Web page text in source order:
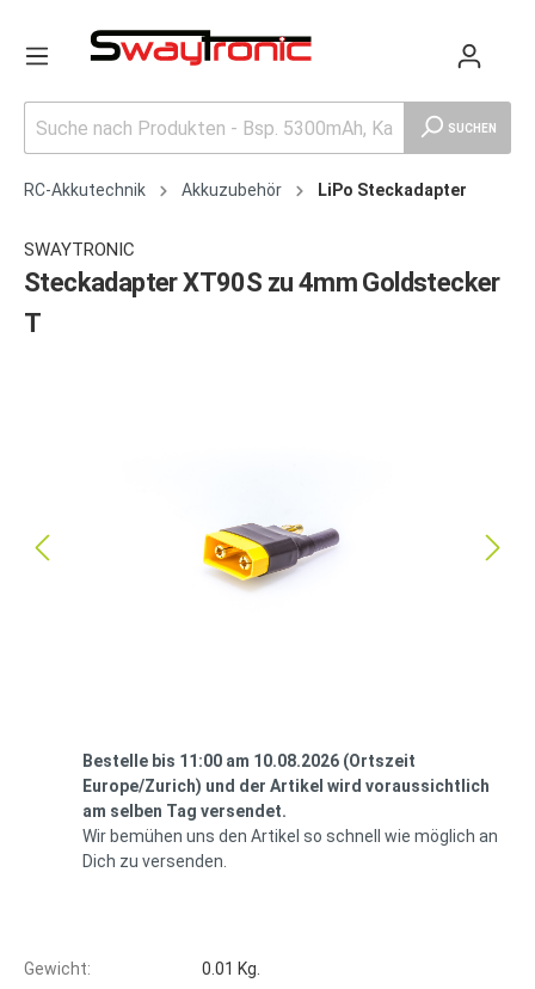
SUCHEN
RC-Akkutechnik Akkuzubehör LiPo Steckadapter
SWAYTRONIC
Steckadapter XT90S zu 4mm Goldstecker
T
Bestelle bis 11:00 am 10.08.2026 (Ortszeit
Europe/Zurich) und der Artikel wird voraussichtlich
am selben Tag versendet.
Wir bemühen uns den Artikel so schnell wie möglich an
Dich zu versenden.
Gewicht:
0.01 Kg.